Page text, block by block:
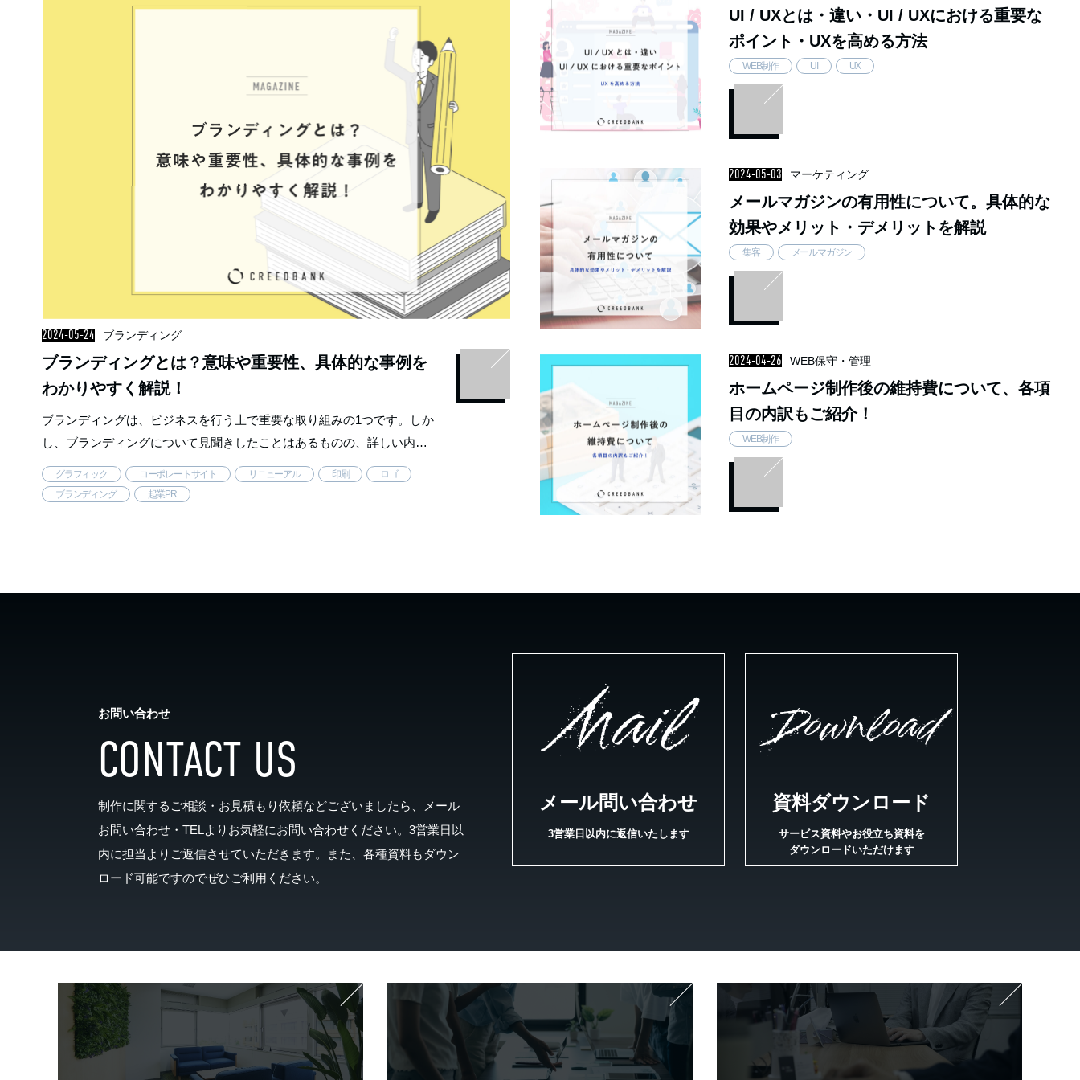
2024-05-24 ブランディング
ブランディングとは？意味や重要性、具体的な事例を
わかりやすく解説！
ブランディングは、ビジネスを行う上で重要な取り組みの1つです。しか
し、ブランディングについて見聞きしたことはあるものの、詳しい内容
はわからないという方もいるのではないでしょうか。 そこで今回は、ブ
ランディングの意味や取り …..
グラフィック コーポレートサイト リニューアル 印刷
ロゴ
ブランディング
起業PR
UI / UXとは・違い・UI / UXにおける重要な
ポイント・UXを高める方法
WEB制作 UI UX
2024-05-03 マーケティング
メールマガジンの有用性について。具体的な
効果やメリット・デメリットを解説
集客 メールマガジン
2024-04-26 WEB保守・管理
ホームページ制作後の維持費について、各項
目の内訳もご紹介！
WEB制作
お問い合わせ
CONTACT US
制作に関するご相談・お見積もり依頼などございましたら、メール
お問い合わせ・TELよりお気軽にお問い合わせください。3営業日以
内に担当よりご返信させていただきます。また、各種資料もダウン
ロード可能ですのでぜひご利用ください。
Mail
メール問い合わせ
3営業日以内に返信いたします
Download
資料ダウンロード
サービス資料やお役立ち資料を
ダウンロードいただけます